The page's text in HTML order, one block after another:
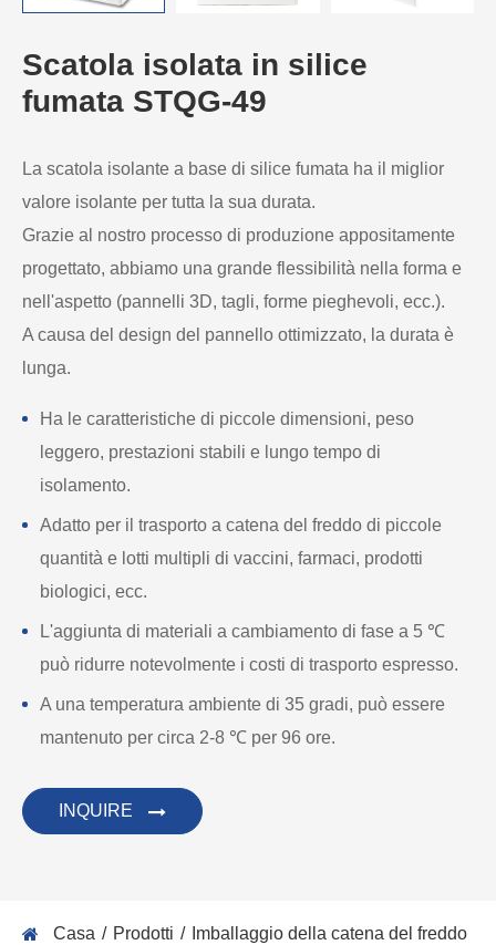
Scatola isolata in silice
fumata STQG-49
La scatola isolante a base di silice fumata ha il miglior
valore isolante per tutta la sua durata.
Grazie al nostro processo di produzione appositamente
progettato, abbiamo una grande flessibilità nella forma e
nell'aspetto (pannelli 3D, tagli, forme pieghevoli, ecc.).
A causa del design del pannello ottimizzato, la durata è
lunga.
Ha le caratteristiche di piccole dimensioni, peso
leggero, prestazioni stabili e lungo tempo di
isolamento.
Adatto per il trasporto a catena del freddo di piccole
quantità e lotti multipli di vaccini, farmaci, prodotti
biologici, ecc.
L'aggiunta di materiali a cambiamento di fase a 5 ℃
può ridurre notevolmente i costi di trasporto espresso.
A una temperatura ambiente di 35 gradi, può essere
mantenuto per circa 2-8 ℃ per 96 ore.
INQUIRE
Casa Prodotti
Imballaggio della catena del freddo